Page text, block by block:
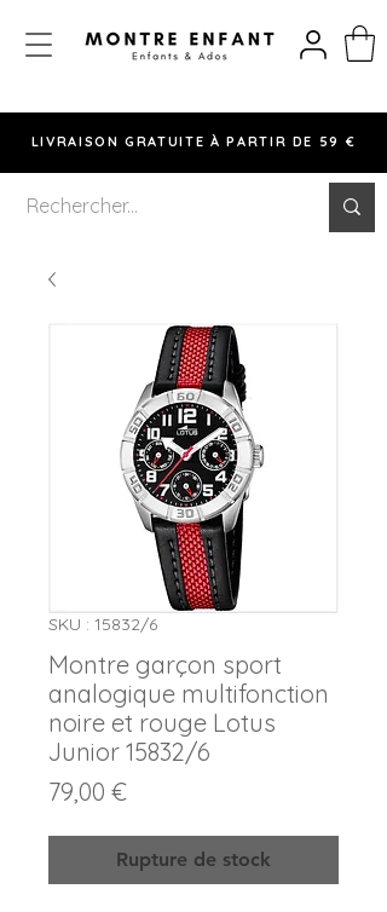
LIVRAISON GRATUITE À PARTIR DE 59 €
SKU : 15832/6
Montre garçon sport
analogique multifonction
noire et rouge Lotus
Junior 15832/6
79,00 €Prix
Rupture de stock